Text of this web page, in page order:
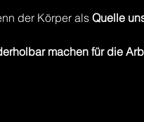
der Körper als Quelle
machen für die